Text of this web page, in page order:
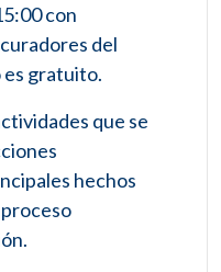
con
del
es gratuito.
que se
hechos